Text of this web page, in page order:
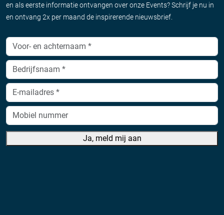
en als eerste informatie ontvangen over onze Events? Schrijf je nu in
en ontvang 2x per maand de inspirerende nieuwsbrief.
Ja, meld mij aan